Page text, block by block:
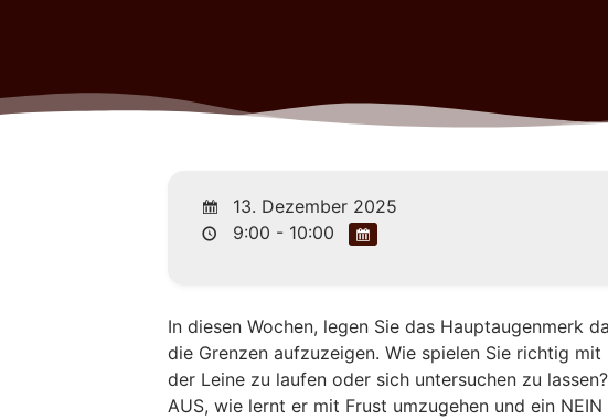
13. Dezember 2025
9:00 - 10:00
In diesen Wochen, legen Sie das Hauptaugenmerk
die Grenzen aufzuzeigen. Wie spielen Sie richtig
der Leine zu laufen oder sich untersuchen zu
AUS, wie lernt er mit Frust umzugehen und ein